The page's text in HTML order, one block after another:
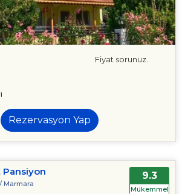
Fiyat sorunuz.
Rezervasyon Yap
Pansiyon
Marmara
9.3
Mükemmel